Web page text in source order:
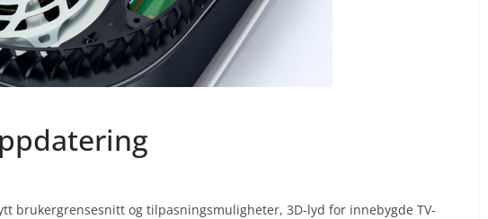
brukergrensesnitt og tilpasningsmuligheter, 3D-lyd for innebygde TV-